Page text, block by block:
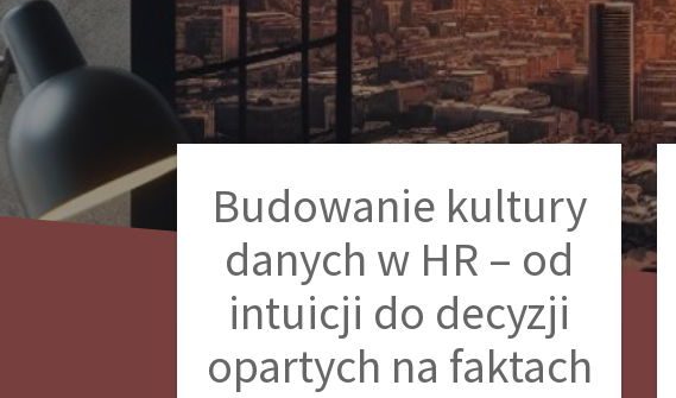
Budowanie kultury
danych w HR – od
intuicji do decyzji
opartych na faktach